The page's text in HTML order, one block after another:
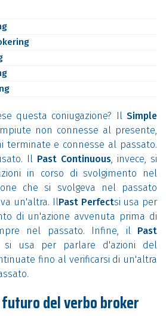
questa coniugazione? Il Simple
non connesse al presente,
terminate e connesse al passato.
Il Past Continuous, invece, si
in corso di svolgimento nel
che si svolgeva nel passato
un'altra. IlPast Perfectsi usa per
di un'azione avvenuta prima di
nel passato. Infine, il Past
usa per parlare d'azioni del
fino al verificarsi di un'altra
del verbo broker